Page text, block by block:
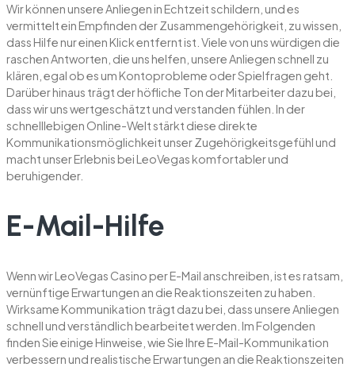
Wir können unsere Anliegen in Echtzeit schildern, und es
vermittelt ein Empfinden der Zusammengehörigkeit, zu wissen,
dass Hilfe nur einen Klick entfernt ist. Viele von uns würdigen die
raschen Antworten, die uns helfen, unsere Anliegen schnell zu
klären, egal ob es um Kontoprobleme oder Spielfragen geht.
Darüber hinaus trägt der höfliche Ton der Mitarbeiter dazu bei,
dass wir uns wertgeschätzt und verstanden fühlen. In der
schnelllebigen Online-Welt stärkt diese direkte
Kommunikationsmöglichkeit unser Zugehörigkeitsgefühl und
macht unser Erlebnis bei LeoVegas komfortabler und
beruhigender.
E-Mail-Hilfe
Wenn wir LeoVegas Casino per E-Mail anschreiben, ist es ratsam,
vernünftige Erwartungen an die Reaktionszeiten zu haben.
Wirksame Kommunikation trägt dazu bei, dass unsere Anliegen
schnell und verständlich bearbeitet werden. Im Folgenden
finden Sie einige Hinweise, wie Sie Ihre E-Mail-Kommunikation
verbessern und realistische Erwartungen an die Reaktionszeiten